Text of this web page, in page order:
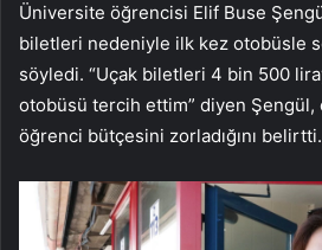
Üniversite öğrencisi Elif Buse
biletleri nedeniyle ilk kez otobüsle
söyledi. “Uçak biletleri 4 bin 500
otobüsü tercih ettim” diyen
öğrenci bütçesini zorladığını belirtti.